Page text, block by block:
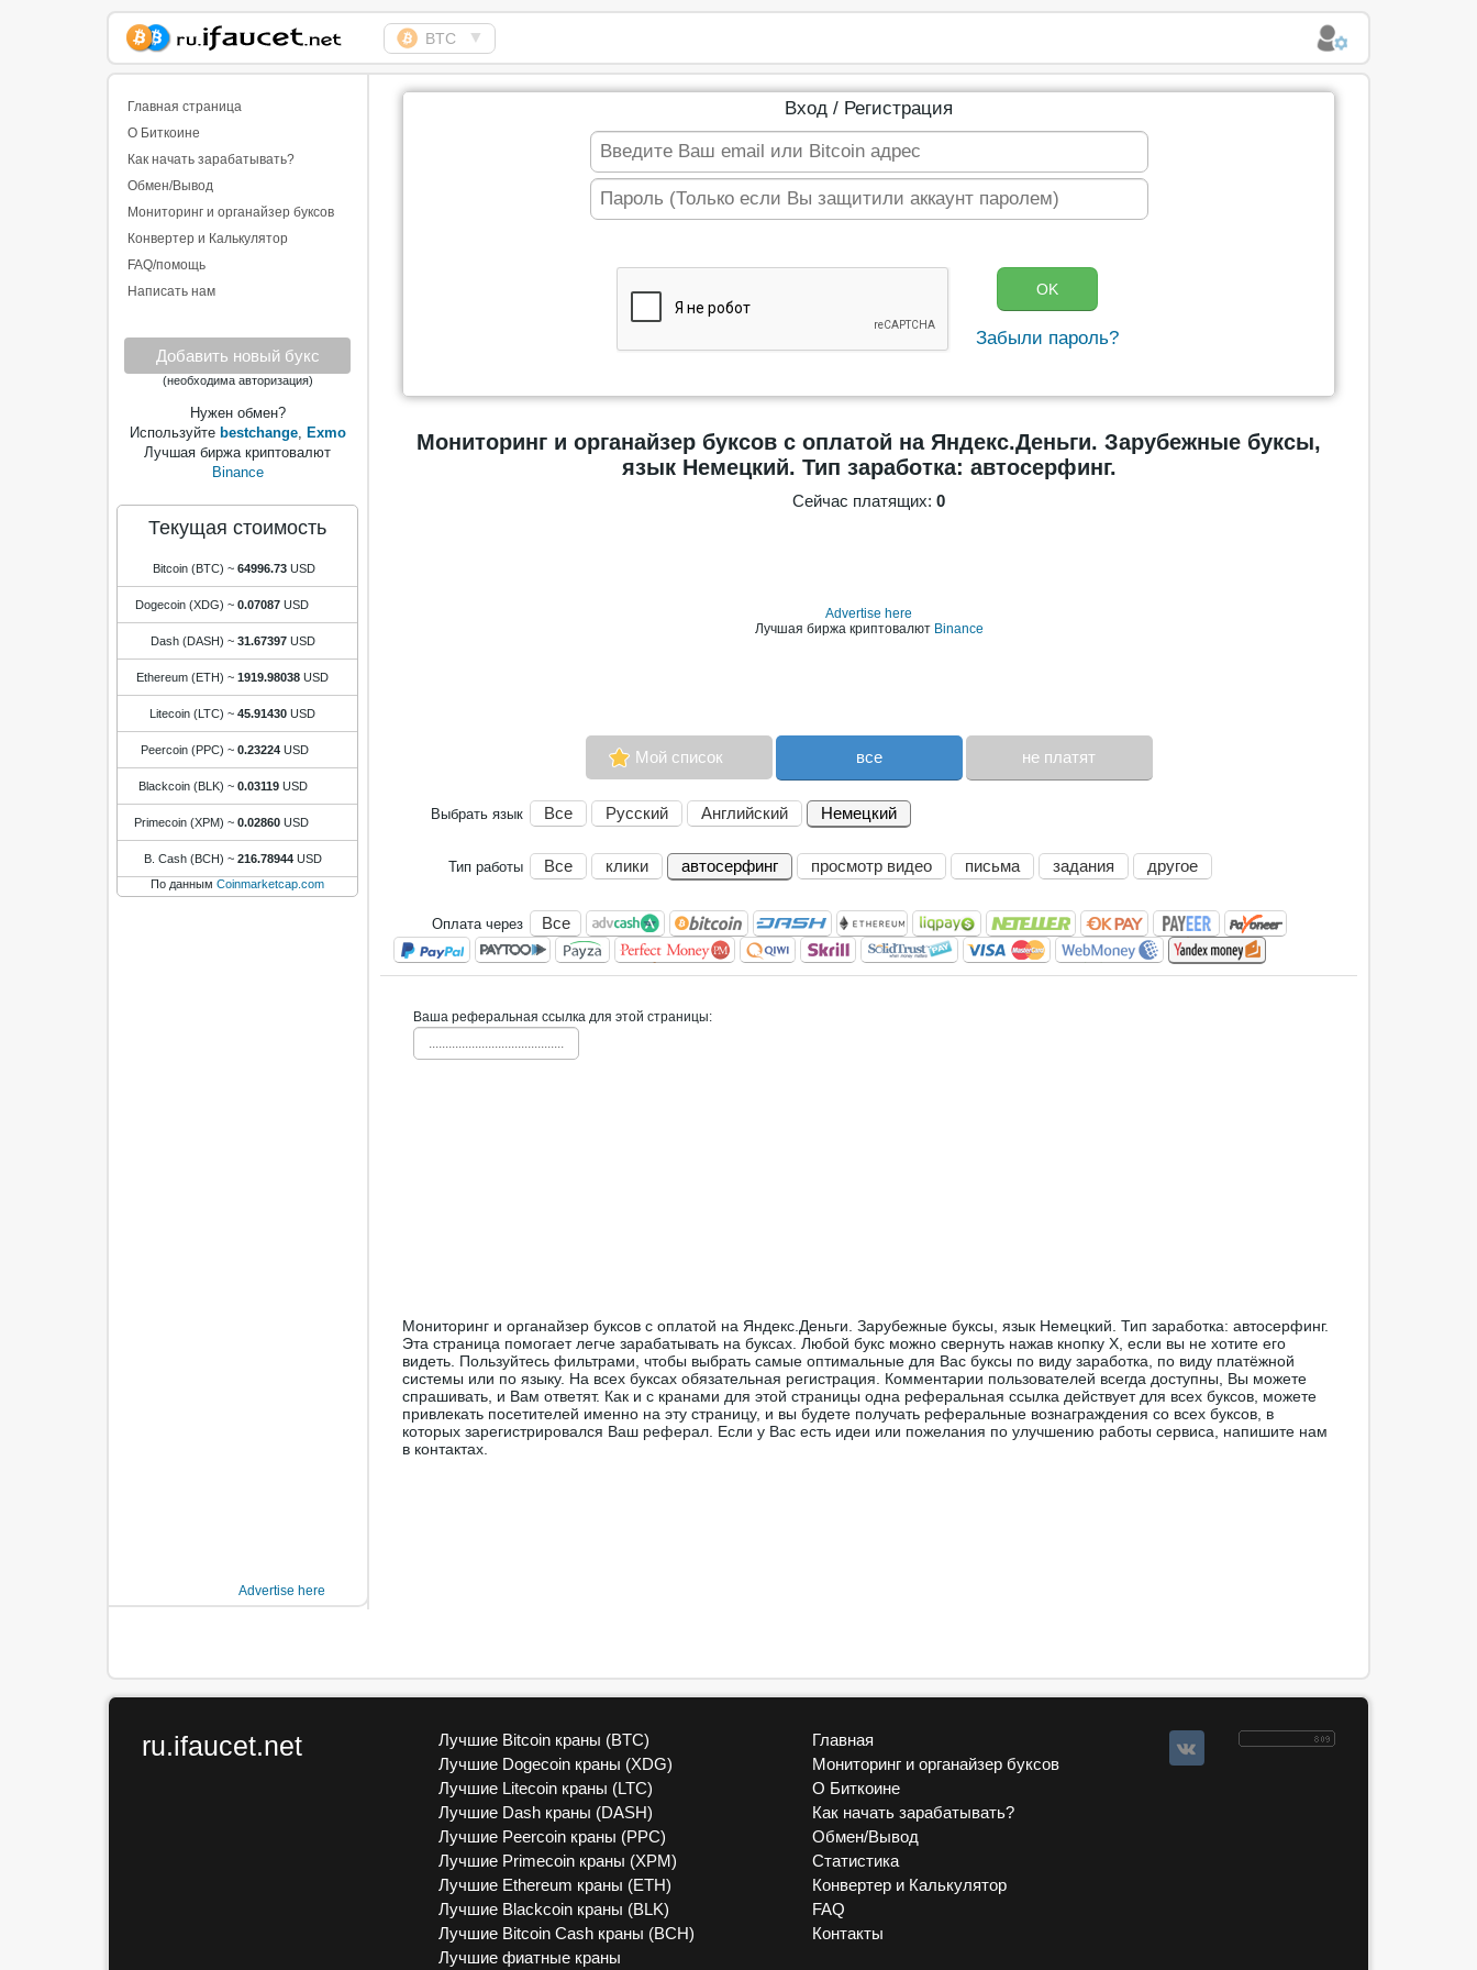
Сборщик Биткоина
самая большая
коллекция
BTC ▼
Главная страница
О Биткоине
Как начать зарабатывать?
Обмен/Вывод
Мониторинг и органайзер буксов
Конвертер и Калькулятор
FAQ/помощь
Написать нам
Добавить новый букс
(необходима авторизация)
Нужен обмен?
Используйте bestchange, Exmo
Лучшая биржа криптовалют
Binance
Текущая стоимость
Bitcoin (BTC) ~ 64996.73 USD
Dogecoin (XDG) ~ 0.07087 USD
Dash (DASH) ~ 31.67397 USD
Ethereum (ETH) ~ 1919.98038 USD
Litecoin (LTC) ~ 45.91430 USD
Peercoin (PPC) ~ 0.23224 USD
Blackcoin (BLK) ~ 0.03119 USD
Primecoin (XPM) ~ 0.02860 USD
B. Cash (BCH) ~ 216.78944 USD
По данным Coinmarketcap.com
Advertise here
Вход / Регистрация
Забыли пароль?
Мониторинг и органайзер буксов с оплатой на Яндекс.Деньги. Зарубежные буксы,
язык Немецкий. Тип заработка: автосерфинг.
Сейчас платящих: 0
Advertise here
Лучшая биржа криптовалют Binance
Мой список все не платят
Выбрать язык Все Русский Английский Немецкий
Тип работы Все клики автосерфинг просмотр видео письма задания другое
Оплата через Все
Ваша реферальная ссылка для этой страницы:
.........................................
Мониторинг и органайзер буксов с оплатой на Яндекс.Деньги. Зарубежные буксы, язык Немецкий. Тип заработка: автосерфинг.
Эта страница помогает легче зарабатывать на буксах. Любой букс можно свернуть нажав кнопку Х, если вы не хотите его
видеть. Пользуйтесь фильтрами, чтобы выбрать самые оптимальные для Вас буксы по виду заработка, по виду платёжной
системы или по языку. На всех буксах обязательная регистрация. Комментарии пользователей всегда доступны, Вы можете
спрашивать, и Вам ответят. Как и с кранами для этой страницы одна реферальная ссылка действует для всех буксов, можете
привлекать посетителей именно на эту страницу, и вы будете получать реферальные вознаграждения со всех буксов, в
которых зарегистрировался Ваш реферал. Если у Вас есть идеи или пожелания по улучшению работы сервиса, напишите нам
в контактах.
ru.ifaucet.net
Лучшие Bitcoin краны (BTC)
Лучшие Dogecoin краны (XDG)
Лучшие Litecoin краны (LTC)
Лучшие Dash краны (DASH)
Лучшие Peercoin краны (PPC)
Лучшие Primecoin краны (XPM)
Лучшие Ethereum краны (ETH)
Лучшие Blackcoin краны (BLK)
Лучшие Bitcoin Cash краны (BCH)
Лучшие фиатные краны
Главная
Мониторинг и органайзер буксов
О Биткоине
Как начать зарабатывать?
Обмен/Вывод
Статистика
Конвертер и Калькулятор
FAQ
Контакты